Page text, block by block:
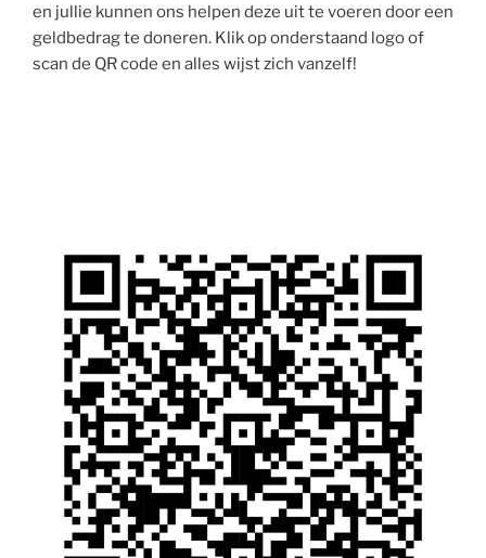
en jullie kunnen ons helpen deze uit te voeren door een
geldbedrag te doneren. Klik op onderstaand logo of
scan de QR code en alles wijst zich vanzelf!